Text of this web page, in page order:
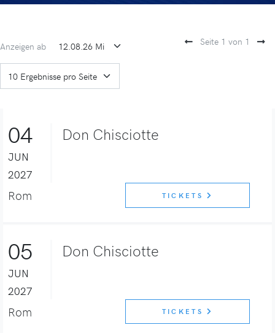
Anzeigen ab Seite 1 von 1
04
JUN
2027
Don Chisciotte
Rom TICKETS
05
JUN
2027
Don Chisciotte
Rom TICKETS